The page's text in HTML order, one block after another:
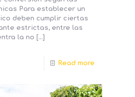
Para establecer un
deben cumplir ciertas
estrictas, entre las
la no […]
Read more